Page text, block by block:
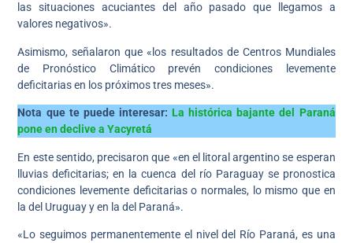
las situaciones acuciantes del año pasado que llegamos a
valores negativos».
Asimismo, señalaron que «los resultados de Centros Mundiales
de Pronóstico Climático prevén condiciones levemente
deficitarias en los próximos tres meses».
Nota que te puede interesar: La histórica bajante del Paraná
pone en declive a Yacyretá
En este sentido, precisaron que «en el litoral argentino se esperan
lluvias deficitarias; en la cuenca del río Paraguay se pronostica
condiciones levemente deficitarias o normales, lo mismo que en
la del Uruguay y en la del Paraná».
«Lo seguimos permanentemente el nivel del Río Paraná, es una